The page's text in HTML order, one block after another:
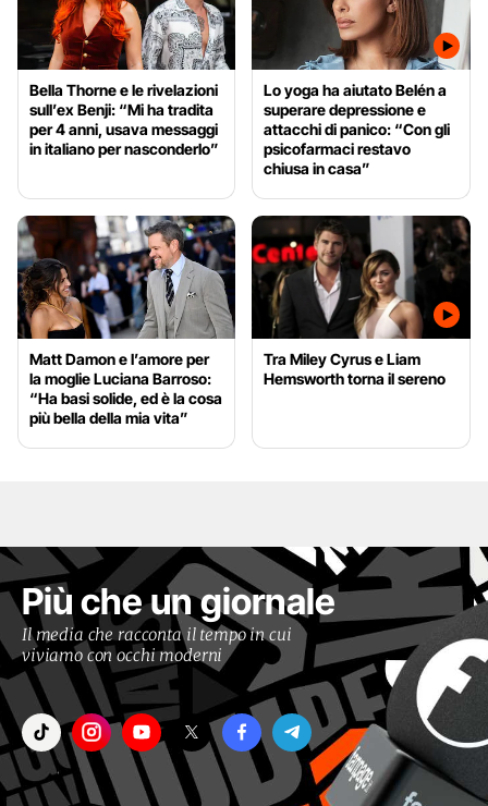
Bella Thorne e le rivelazioni
sull’ex Benji: “Mi ha tradita
per 4 anni, usava messaggi
in italiano per nasconderlo”
Lo yoga ha aiutato Belén a
superare depressione e
attacchi di panico: “Con gli
psicofarmaci restavo
chiusa in casa”
Matt Damon e l’amore per
la moglie Luciana Barroso:
“Ha basi solide, ed è la cosa
più bella della mia vita”
Tra Miley Cyrus e Liam
Hemsworth torna il sereno
Più che un giornale
Il media che racconta il tempo in cui
viviamo con occhi moderni